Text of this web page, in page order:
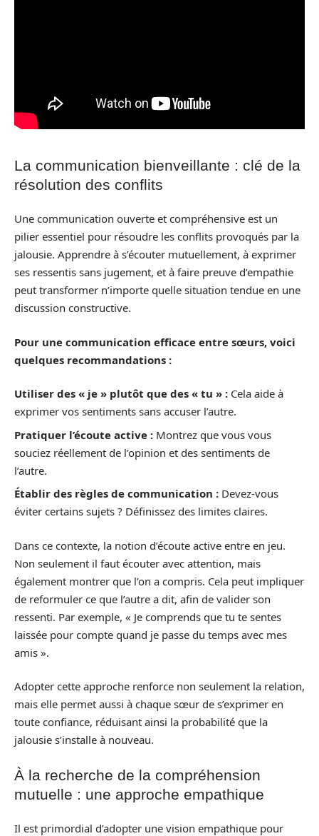
La communication bienveillante : clé de la
résolution des conflits
Une communication ouverte et compréhensive est un
pilier essentiel pour résoudre les conflits provoqués par la
jalousie. Apprendre à s’écouter mutuellement, à exprimer
ses ressentis sans jugement, et à faire preuve d’empathie
peut transformer n’importe quelle situation tendue en une
discussion constructive.
Pour une communication efficace entre sœurs, voici
quelques recommandations :
Utiliser des « je » plutôt que des « tu » : Cela aide à
exprimer vos sentiments sans accuser l’autre.
Pratiquer l’écoute active : Montrez que vous vous
souciez réellement de l’opinion et des sentiments de
l’autre.
Établir des règles de communication : Devez-vous
éviter certains sujets ? Définissez des limites claires.
Dans ce contexte, la notion d’écoute active entre en jeu.
Non seulement il faut écouter avec attention, mais
également montrer que l’on a compris. Cela peut impliquer
de reformuler ce que l’autre a dit, afin de valider son
ressenti. Par exemple, « Je comprends que tu te sentes
laissée pour compte quand je passe du temps avec mes
amis ».
Adopter cette approche renforce non seulement la relation,
mais elle permet aussi à chaque sœur de s’exprimer en
toute confiance, réduisant ainsi la probabilité que la
jalousie s’installe à nouveau.
À la recherche de la compréhension
mutuelle : une approche empathique
Il est primordial d’adopter une vision empathique pour